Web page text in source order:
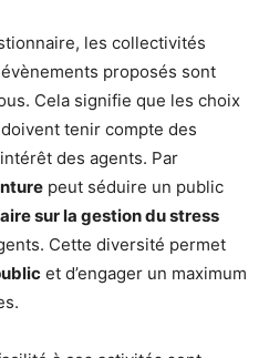
les collectivités
proposés sont
Cela signifie que les choix
tenir compte des
des agents. Par
peut séduire un public
sur la gestion du stress
Cette diversité permet
et d’engager un maximum